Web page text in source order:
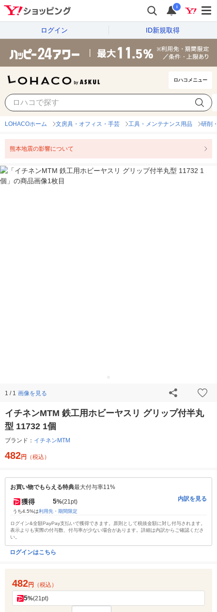
i
ログイン ID新規取得
ロハコメニュー
LOHACOホーム 文房具・オフィス・手芸 工具・メンテナンス用品 研削
熊本地震の影響について
1 / 1 画像を見る
イチネンMTM 鉄工用ホビーヤスリ グリップ付半丸
型 11732 1個
ブランド： イチネンMTM
482円 （税込）
お買い物でもらえる特典最大付与率11%
獲得 5%(21pt)
うち4.5%は利用先・期間限定
内訳を見る
ログイン&全額PayPay支払いで獲得できます。原則として税抜金額に対し付与されます。
表示よりも実際の付与数、付与率が少ない場合があります。詳細は内訳からご確認くださ
い。
ログインはこちら
482円 （税込）
5%(21pt)